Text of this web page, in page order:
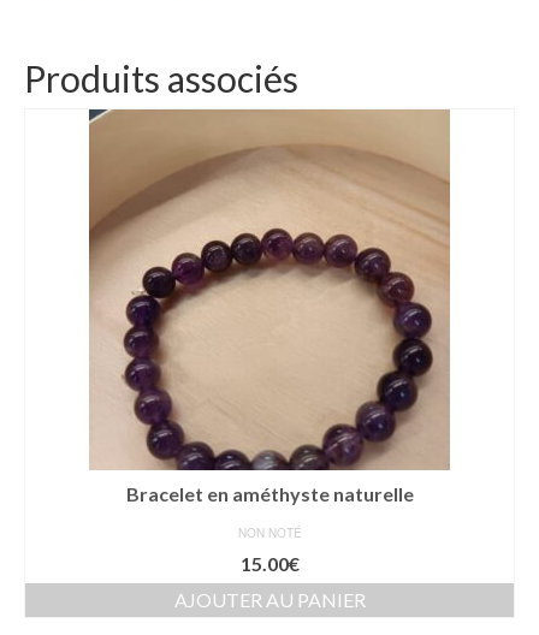
Produits associés
Bracelet en améthyste naturelle
NON NOTÉ
15.00€
AJOUTER AU PANIER